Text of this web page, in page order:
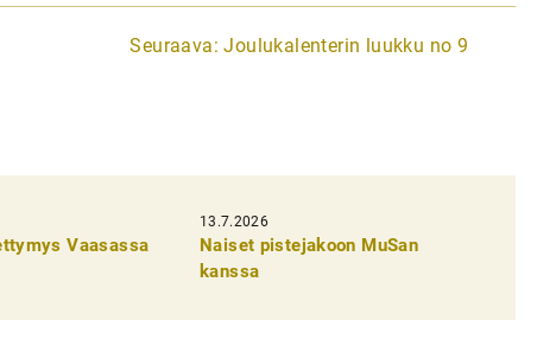
Seuraava: Joulukalenterin luukku no 9
Vaasassa
13.7.2026
Naiset pistejakoon MuSan
kanssa